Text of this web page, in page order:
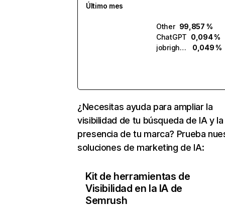
Último mes
Other 99,857 %
ChatGPT 0,094 %
jobright.ai
0,049 %
¿Necesitas ayuda para ampliar la
visibilidad de tu búsqueda de IA y la
presencia de tu marca? Prueba
soluciones de marketing de IA:
Kit de herramientas de
Visibilidad en la IA de
Semrush